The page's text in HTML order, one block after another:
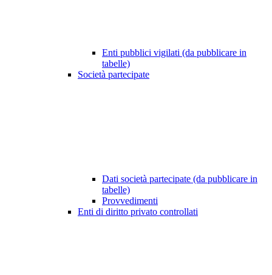
Enti pubblici vigilati (da pubblicare in
tabelle)
Società partecipate
Dati società partecipate (da pubblicare in
tabelle)
Provvedimenti
Enti di diritto privato controllati